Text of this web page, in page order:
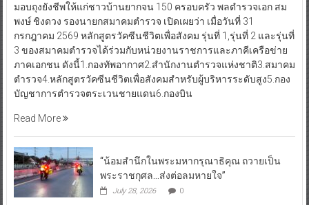
มอบถุงยังชีพให้แก่ชาวบ้านยากจน 150 ครอบครัว พลตำรวจเอก สม
พงษ์ ชิงดวง รองนายกสมาคมตำรวจ เปิดเผยว่า เมื่อวันที่ 31
กรกฎาคม 2569 หลักสูตรวัคซีนชีวิตเพื่อสังคม รุ่นที่ 1,รุ่นที่ 2 และรุ่นที่
3 ของสมาคมตำรวจได้ร่วมกับหน่วยงานราชการและภาคีเครือข่าย
ภาคเอกชน ดังนี้1.กองทัพอากาศ2.สำนักงานตำรวจแห่งชาติ3.สมาคม
ตำรวจ4.หลักสูตรวัคซีนชีวิตเพื่อสังคมสำหรับผู้บริหารระดับสูง5.กอง
บัญชาการตำรวจตระเวนชายแดน6.กองบิน
Read More
“น้อมสำนึกในพระมหากรุณาธิคุณ ถวายเป็น
พระราชกุศล…ส่งต่อลมหายใจ”
July 28, 2026 0